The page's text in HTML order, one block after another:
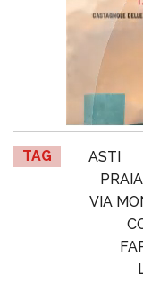
TAG ASTI
PRAIA
VIA